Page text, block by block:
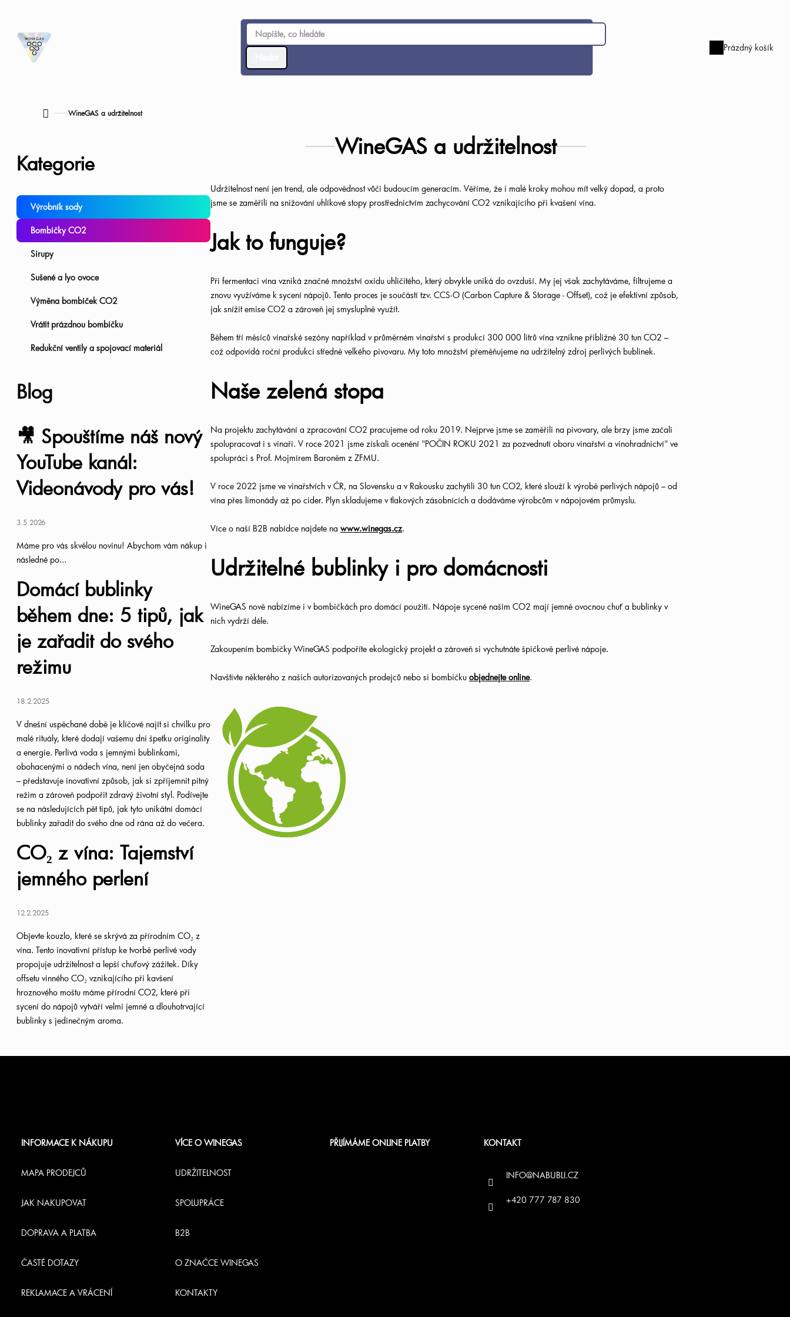
obsah
Nákupní
Prázdný košík
DomůWineGAS a udržitelnost
o
s
t
í
p
a
n
e
l
Přeskočit
kategorie
Kategorie
Výrobník sody
Bombičky CO2
Sirupy
Sušené a lyo ovoce
Výměna bombiček CO2
Vrátit prázdnou bombičku
Redukční ventily a spojovací materiál
Blog
🎥 Spouštíme náš nový
YouTube kanál:
Videonávody pro vás!
3.5.2026
Máme pro vás skvělou novinu! Abychom vám nákup i
následné po...
Domácí bublinky
během dne: 5 tipů, jak
je zařadit do svého
režimu
18.2.2025
V dnešní uspěchané době je klíčové najít si chvilku pro
malé rituály, které dodají vašemu dni špetku originality
a energie. Perlivá voda s jemnými bublinkami,
obohacenými o nádech vína, není jen obyčejná soda
– představuje inovativní způsob, jak si zpříjemnit pitný
režim a zároveň podpořit zdravý životní styl. Podívejte
se na následujících pět tipů, jak tyto unikátní domácí
bublinky zařadit do svého dne od rána až do večera.
CO₂ z vína: Tajemství
jemného perlení
12.2.2025
Objevte kouzlo, které se skrývá za přírodním CO₂ z
vína. Tento inovativní přístup ke tvorbě perlivé vody
propojuje udržitelnost a lepší chuťový zážitek. Díky
offsetu vinného CO₂ vznikajícího při kavšení
hroznového moštu máme přírodní CO2, které při
sycení do nápojů vytváří velmi jemné a dlouhotrvající
bublinky s jedinečným aroma.
WineGAS a udržitelnost
Udržitelnost není jen trend, ale odpovědnost vůči budoucím generacím. Věříme, že i malé kroky mohou mít velký dopad, a proto
jsme se zaměřili na snižování uhlíkové stopy prostřednictvím zachycování CO2 vznikajícího při kvašení vína.
Jak to funguje?
Při fermentaci vína vzniká značné množství oxidu uhličitého, který obvykle uniká do ovzduší. My jej však zachytáváme, filtrujeme a
znovu využíváme k sycení nápojů. Tento proces je součástí tzv. CCS-O (Carbon Capture & Storage - Offset), což je efektivní způsob,
jak snížit emise CO2 a zároveň jej smysluplně využít.
Během tří měsíců vinařské sezóny například v průměrném vinařství s produkcí 300 000 litrů vína vznikne přibližně 30 tun CO2 –
což odpovídá roční produkci středně velkého pivovaru. My toto množství přeměňujeme na udržitelný zdroj perlivých bublinek.
Naše zelená stopa
Na projektu zachytávání a zpracování CO2 pracujeme od roku 2019. Nejprve jsme se zaměřili na pivovary, ale brzy jsme začali
spolupracovat i s vinaři. V roce 2021 jsme získali ocenění "POČIN ROKU 2021 za pozvednutí oboru vinařství a vinohradnictví" ve
spolupráci s Prof. Mojmírem Baroněm z ZFMU.
V roce 2022 jsme ve vinařstvích v ČR, na Slovensku a v Rakousku zachytili 30 tun CO2, které slouží k výrobě perlivých nápojů – od
vína přes limonády až po cider. Plyn skladujeme v tlakových zásobnících a dodáváme výrobcům v nápojovém průmyslu.
Více o naší B2B nabídce najdete na www.winegas.cz.
Udržitelné bublinky i pro domácnosti
WineGAS nově nabízíme i v bombičkách pro domácí použití. Nápoje sycené naším CO2 mají jemně ovocnou chuť a bublinky v
nich vydrží déle.
Zakoupením bombičky WineGAS podpoříte ekologický projekt a zároveň si vychutnáte špičkově perlivé nápoje.
Navštivte některého z našich autorizovaných prodejců nebo si bombičku objednejte online.
INFORMACE K NÁKUPU
MAPA PRODEJCŮ
JAK NAKUPOVAT
DOPRAVA A PLATBA
ČASTÉ DOTAZY
REKLAMACE A VRÁCENÍ
VÍCE O WINEGAS
UDRŽITELNOST
SPOLUPRÁCE
B2B
O ZNAČCE WINEGAS
KONTAKTY
PŘIJÍMÁME ONLINE PLATBY KONTAKT
INFO@NABUBLI.CZ
+420 777 787 830